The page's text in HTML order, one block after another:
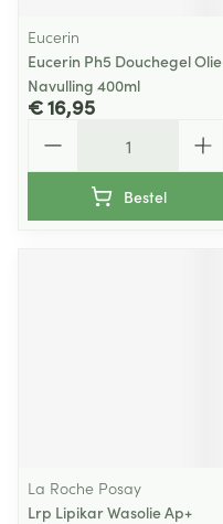
Eucerin
Eucerin Ph5 Douchegel Olie
Navulling 400ml
€ 16,95
Bestel
La Roche Posay
Lrp Lipikar Wasolie Ap+